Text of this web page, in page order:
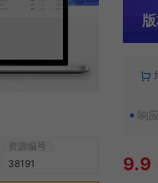
资源编号
38191
响
9.9